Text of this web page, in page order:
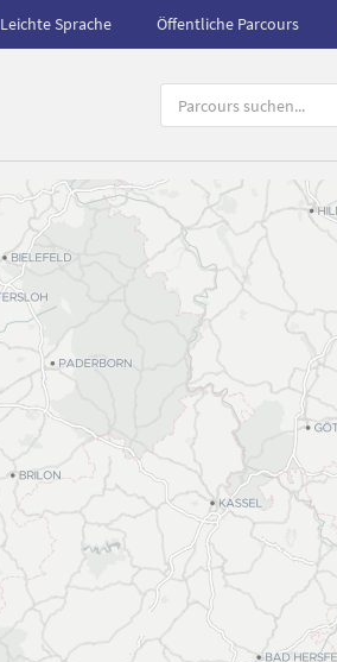
Leichte Sprache Öffentliche Parcours